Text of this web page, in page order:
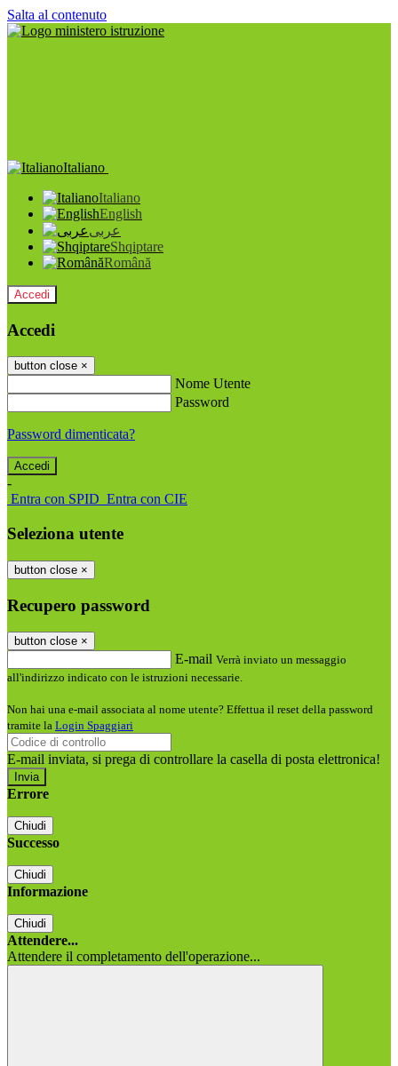
Salta al contenuto
Italiano
Italiano
English
عربى
Shqiptare
Română
Accedi
Accedi
button close ×
Nome Utente
Password
Password dimenticata?
-
Entra con SPID Entra con CIE
Seleziona utente
button close ×
Recupero password
button close ×
E-mail Verrà inviato un messaggio
all'indirizzo indicato con le istruzioni necessarie.
Non hai una e-mail associata al nome utente? Effettua il reset della password
tramite la Login Spaggiari
E-mail inviata, si prega di controllare la casella di posta elettronica!
Errore
Chiudi
Successo
Chiudi
Informazione
Chiudi
Attendere...
Attendere il completamento dell'operazione...